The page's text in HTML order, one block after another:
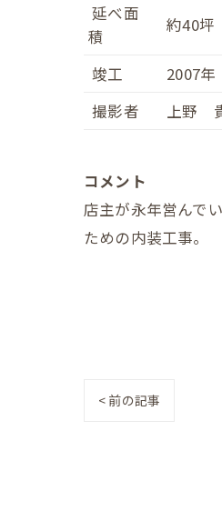
延べ面
積
約40坪
竣工
2007年
撮影者
上野
コメント
店主が永年営んで
ための内装工事。
< 前の記事